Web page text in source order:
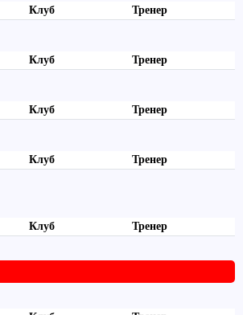
Клуб Тренер
Клуб Тренер
Клуб Тренер
Клуб Тренер
Клуб Тренер